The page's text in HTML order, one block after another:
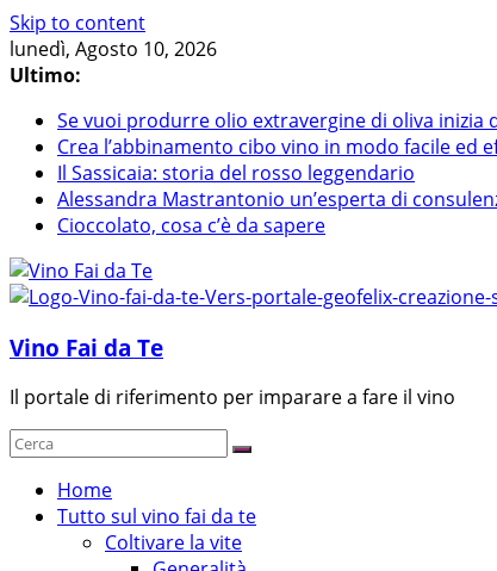
Skip to content
lunedì, Agosto 10, 2026
Ultimo:
Se vuoi produrre olio extravergine di oliva inizia
Crea l’abbinamento cibo vino in modo facile ed
Il Sassicaia: storia del rosso leggendario
Alessandra Mastrantonio un’esperta di
Cioccolato, cosa c’è da sapere
Vino Fai da Te
Il portale di riferimento per imparare a fare il vino
Home
Tutto sul vino fai da te
Coltivare la vite